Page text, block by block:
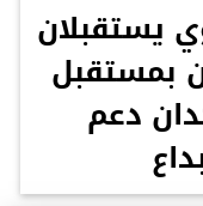
يستقبلان
بمستقبل
دعم